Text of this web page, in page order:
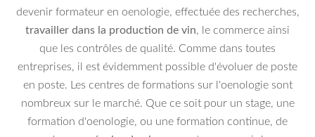
devenir formateur en oenologie, effectuée des recherches,
travailler dans la production de vin, le commerce ainsi
que les contrôles de qualité. Comme dans toutes
entreprises, il est évidemment possible d'évoluer de poste
en poste. Les centres de formations sur l'oenologie sont
nombreux sur le marché. Que ce soit pour un stage, une
formation d'oenologie, ou une formation continue, de